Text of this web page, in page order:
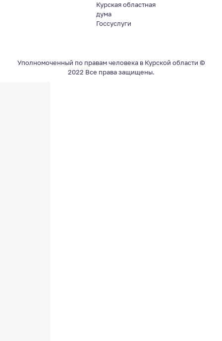
Курская областная
дума
Госсуслуги
Уполномоченный по правам человека в Курской области ©
2022 Все права защищены.